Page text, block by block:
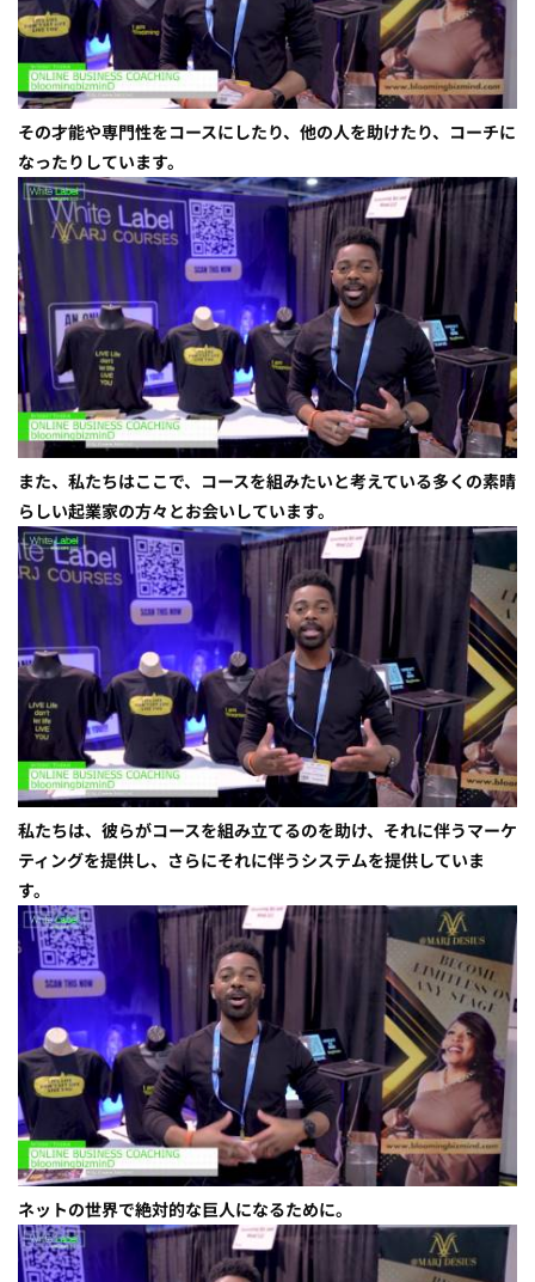
その才能や専門性をコースにしたり、他の人を助けたり、コーチに
なったりしています。
また、私たちはここで、コースを組みたいと考えている多くの素晴
らしい起業家の方々とお会いしています。
私たちは、彼らがコースを組み立てるのを助け、それに伴うマーケ
ティングを提供し、さらにそれに伴うシステムを提供していま
す。
ネットの世界で絶対的な巨人になるために。